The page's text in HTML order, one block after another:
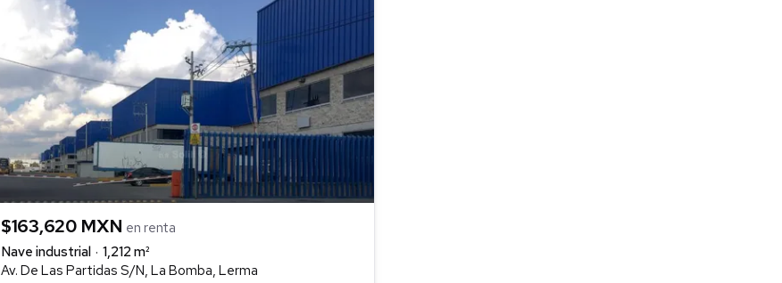
$163,620 MXN en renta
Nave industrial
1,212 m²
Av. De Las Partidas S/N, La Bomba, Lerma